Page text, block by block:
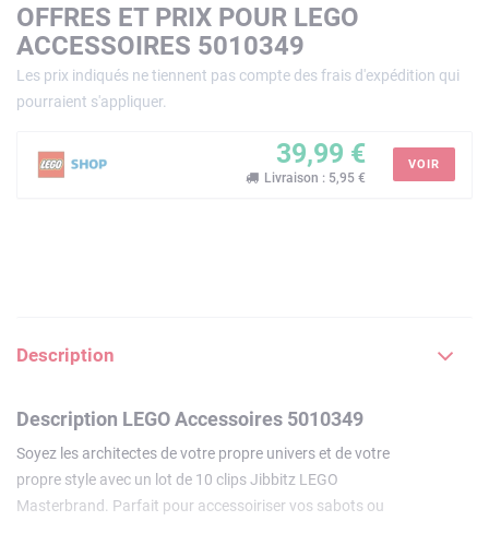
OFFRES ET PRIX POUR LEGO
ACCESSOIRES 5010349
Les prix indiqués ne tiennent pas compte des frais d'expédition qui
pourraient s'appliquer.
39,99 €
Livraison : 5,95 €
VOIR
Description
Description LEGO Accessoires 5010349
Soyez les architectes de votre propre univers et de votre
propre style avec un lot de 10 clips Jibbitz LEGO
Masterbrand. Parfait pour accessoiriser vos sabots ou